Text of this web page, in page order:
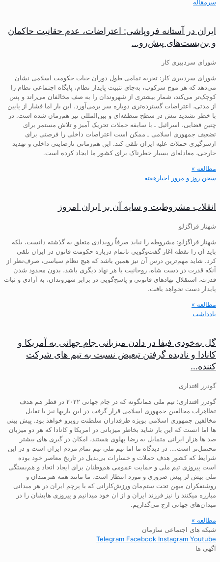
سرمقاله
ایران در آستانه فروپاشی: اعتراضات، عدم حقانیت حاکمان
و بن‌بست‌های پیش‌رو…
شورای سردبیری کار
شورای سردبیری کار: تجربه تمامی طول دوران حیات حکومت اسلامی نشان
می‌دهد که هر موج سرکوب، به‌جای تثبیت پایدار نظام، پایگاه اجتماعی نظام را
کوچک‌تر می‌کند، شمار بیشتری از شهروندان را به صف مخالفان می‌راند و پس
از مدتی، اعتراضات گسترده‌تری دوباره سر برمی‌آورد. این بار اما فشار از پایین
با خطر تشدید تنش در سطح منطقه‌ای و بین‌المللی نیز هم‌زمان شده است. در
چنین فضایی، اسرائیل ـ با سابقه حملات تحریک آمیز و تلاش مستمر برای
تضعیف جمهوری اسلامی ـ ممکن است اعتراضات داخلی را فرصتی برای
ازسرگیری حملات علیه ایران تلقی کند. این هم‌زمانی نارضایتی داخلی و تهدید
خارجی، معادله‌ای بسیار خطرناک برای کشور ما ایجاد کرده است.
مطالعه »
سخن روز و مرور اخبارهفته
انقلاب مشروطیت و سایه آن بر ایران امروز
شهناز قراگزلو
شهناز قراگزلو: مشروطه را نباید صرفاً رویدادی متعلق به گذشته دانست، بلکه
باید آن را نقطه آغاز گفت‌وگویی ناتمام درباره حکومت قانون در ایران تلقی
کرد. شاید مهم‌ترین درس آن نیز همین باشد که هیچ نظام سیاسی، صرف‌نظر از
آنکه قدرت در دست شاه، روحانیت یا هر نهاد دیگری باشد، بدون محدود شدن
قدرت، استقلال نهادهای قانونی و پاسخ‌گویی در برابر شهروندان، به آزادی و ثبات
پایدار دست نخواهد یافت.
مطالعه »
یادداشت
گل به‌خودی فیفا در دادن میزبانی جام جهانی به آمریکا و
کانادا و نادیده گرفتن تبعیض نسبت به تیم های شرکت
کننده…
گودرز اقتداری
گودرز اقتداری: تیم ملی همانگونه که در جام جهانی ۲۰۲۲ در قطر هم هدف
تظاهرات مخالفین جمهوری اسلامی قرار گرفت در این بازیها نیز با تقابل
مخالفین جمهوری اسلامی بویژه طرفداران سلطنت روبرو خواهذ بود. پیش بینی
ها اما انست که این بار شاید بخاطر میزبانی در امریکا و کانادا که هر دو میزبان
صد ها هزار ایرانی متمایل به رضا پهلوی هستند، امکان در گیری های بیشتر
محتمل‌تر است…. در دیدگاه ما اما تیم ملی تیم تمام مردم ایران است و در این
شرایط که کشور هدف حملات و خسارات بی‌بدیل در تاریخ معاصر خود بوده
است پیروزی تیم ملی و حمایت عمومی هم‌وطنان برای ایجاد اتحاد و هم‌بستگی
ملی بیش لز پیش ضروری و مورد انتظار است. ما مانند همه هنرمندان و
روشنفکران میهن تحت ستم‌مان ورزش‌کارانی که با پرچم ایران در هر میدانی
مبارزه میکنند را نیز فرزند ایران و از ان خود میدانیم و پیروزی هایشان را در
میدان‌های جهانی ارج می‌گذاریم.
مطالعه »
شبکه های اجتماعی سازمان
Telegram Facebook Instagram Youtube
آگهی ها